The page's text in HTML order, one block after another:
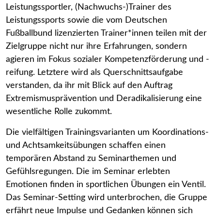
Leistungssportler, (Nachwuchs-)Trainer des
Leistungssports sowie die vom Deutschen
Fußballbund lizenzierten Trainer*innen teilen mit der
Zielgruppe nicht nur ihre Erfahrungen, sondern
agieren im Fokus sozialer Kompetenzförderung und -
reifung. Letztere wird als Querschnittsaufgabe
verstanden, da ihr mit Blick auf den Auftrag
Extremismusprävention und Deradikalisierung eine
wesentliche Rolle zukommt.
Die vielfältigen Trainingsvarianten um Koordinations-
und Achtsamkeitsübungen schaffen einen
temporären Abstand zu Seminarthemen und
Gefühlsregungen. Die im Seminar erlebten
Emotionen finden in sportlichen Übungen ein Ventil.
Das Seminar-Setting wird unterbrochen, die Gruppe
erfährt neue Impulse und Gedanken können sich